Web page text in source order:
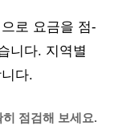
로 요금을 점-
니다. 지역별
다.
점검해 보세요.